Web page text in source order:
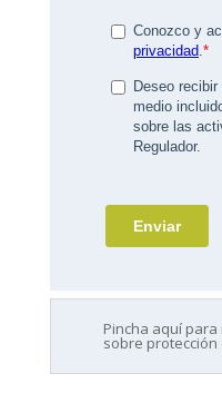
Pincha aquí
sobre protección